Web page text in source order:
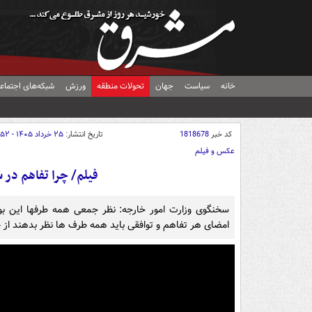
خانه سیاست جهان تحولات منطقه ورزش شبکه‌های
کد خبر1818678 تاریخ انتشار: ۲۵ خرداد ۱۴۰۵ - ۱۶:۵۲
عکس و فیلم
فیلم/ چرا تفاهم
سخنگوی وزارت امور خارجه: نظر جمعی همه طرفها
امضای هر تفاهم و توافقی باید همه طرف ها نظر بدهند از